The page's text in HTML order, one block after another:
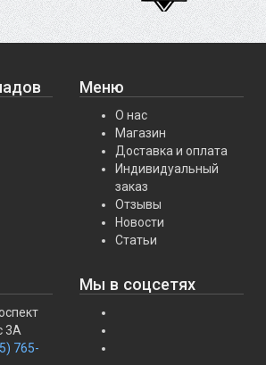
Меню
О нас
Магазин
Доставка и оплата
Индивидуальный
заказ
Отзывы
Новости
Статьи
3А
765-
Мы в соцсетях